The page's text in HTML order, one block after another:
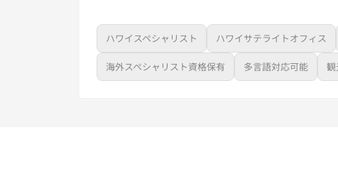
ハワイスペシャリスト ハワイサテライトオフィス
海外スペシャリスト資格保有 多言語対応可能